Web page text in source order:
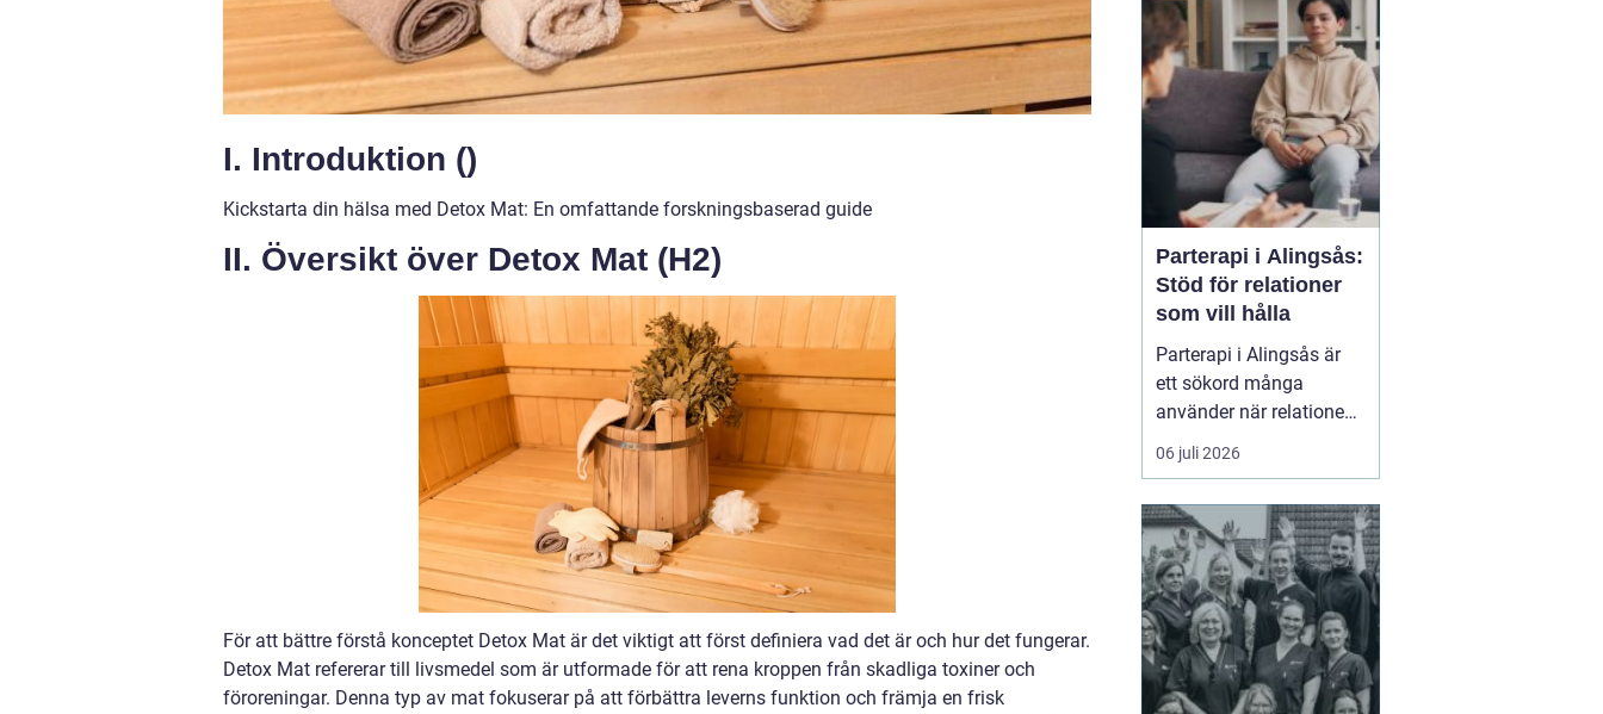
I. Introduktion ()
Kickstarta din hälsa med Detox Mat: En omfattande forskningsbaserad guide
II. Översikt över Detox Mat (H2)
För att bättre förstå konceptet Detox Mat är det viktigt att först definiera vad det är och hur det fungerar.
Detox Mat refererar till livsmedel som är utformade för att rena kroppen från skadliga toxiner och
föroreningar. Denna typ av mat fokuserar på att förbättra leverns funktion och främja en frisk
ofta går att påverka. En
naprapat i Köping kan
hjälpa till att hitta
orsaken bak...
Parterapi i Alingsås:
Stöd för relationer
som vill hålla
Parterapi i Alingsås är
ett sökord många
använder när relationen
börjar skava och
vardagen känns mer
samarbete. När
konflikter upprepas,
tystnaden växer eller
avståndet kä...
06 juli 2026